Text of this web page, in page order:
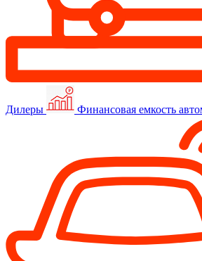
Дилеры Финансовая емкость